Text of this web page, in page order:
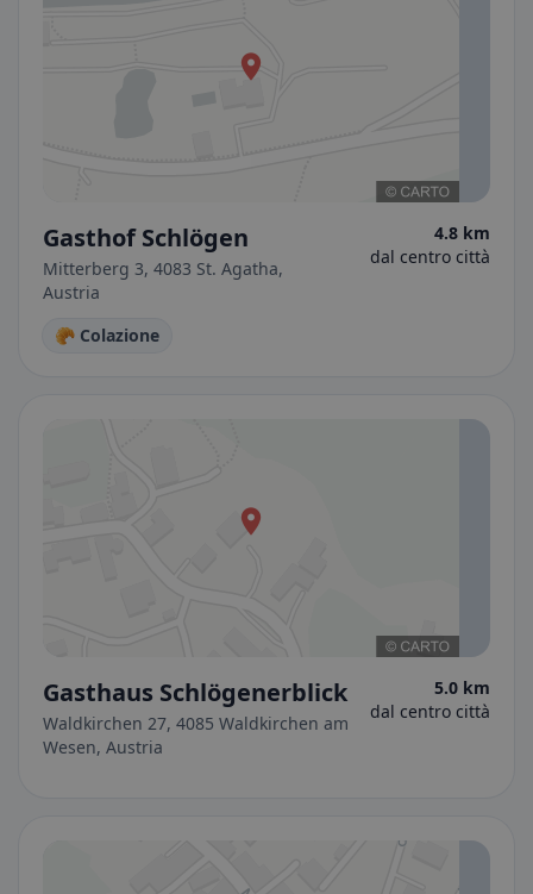
Gasthof Schlögen
Mitterberg 3, 4083 St. Agatha,
Austria
4.8 km
dal centro città
🥐 Colazione
Gasthaus Schlögenerblick
Waldkirchen 27, 4085 Waldkirchen am
Wesen, Austria
5.0 km
dal centro città